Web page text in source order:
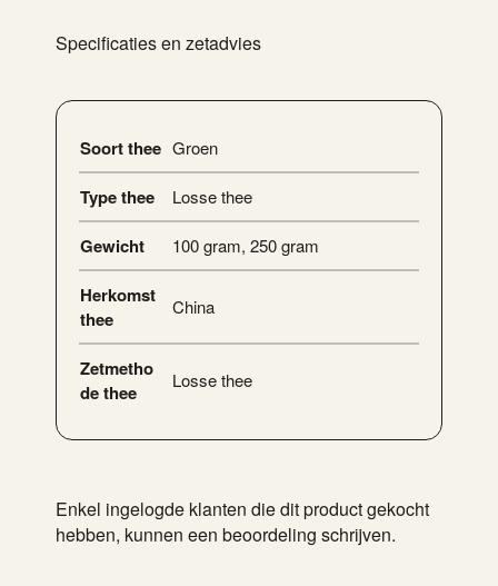
Enkel ingelogde klanten die dit product gekocht
hebben, kunnen een beoordeling schrijven.
Specificaties en zetadvies
Soort thee Groen
Type thee Losse thee
Gewicht 100 gram, 250 gram
Herkomst
thee
China
Zetmetho
de thee
Losse thee